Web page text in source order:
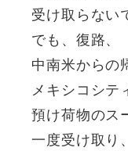
受け取らない
でも、復路、
中南米からの
メキシコシテ
預け荷物のス
一度受け取り